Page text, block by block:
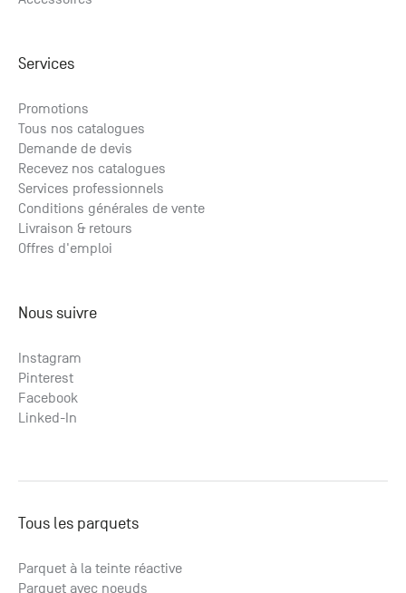
Services
Promotions
Tous nos catalogues
Demande de devis
Recevez nos catalogues
Services professionnels
Conditions générales de vente
Livraison & retours
Offres d'emploi
Nous suivre
Instagram
Pinterest
Facebook
Linked-In
Tous les parquets
Parquet à la teinte réactive
Parquet avec noeuds